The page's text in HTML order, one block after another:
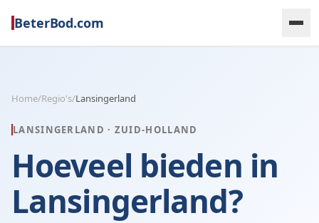
BeterBod.com
Home/Regio's/Lansingerland
LANSINGERLAND · ZUID-HOLLAND
Hoeveel bieden in
Lansingerland?